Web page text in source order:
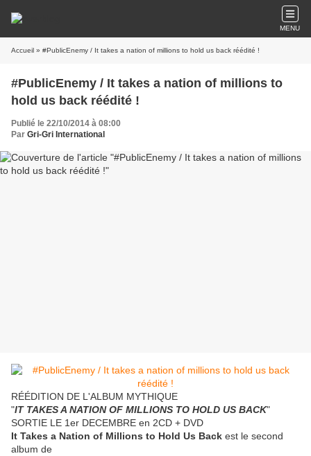
MENU
Accueil » #PublicEnemy / It takes a nation of millions to hold us back réédité !
#PublicEnemy / It takes a nation of millions to
hold us back réédité !
Publié le 22/10/2014 à 08:00
Par Gri-Gri International
RÉÉDITION DE L'ALBUM MYTHIQUE
"IT TAKES A NATION OF MILLIONS TO HOLD US BACK"
SORTIE LE 1er DECEMBRE en 2CD + DVD
It Takes a Nation of Millions to Hold Us Back est le second
album de